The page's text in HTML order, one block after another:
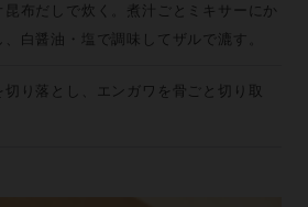
昆布だしで炊く。煮汁ごとミキサーにか
白醤油・塩で調味してザルで漉す。
切り落とし、エンガワを骨ごと切り取